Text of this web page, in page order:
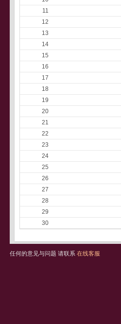
11
12
13
14
15
16
17
18
19
20
21
22
23
24
25
26
27
28
29
30
任何的意见与问题 请联系 在线客服